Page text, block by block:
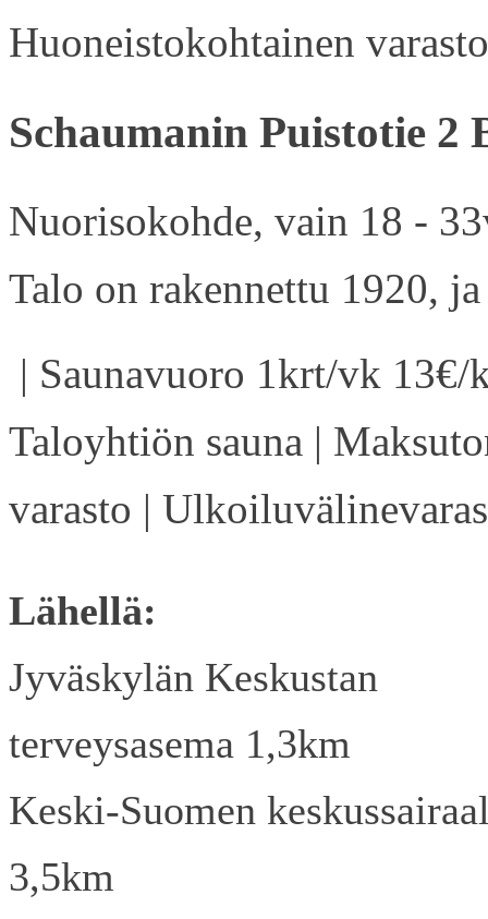
Huoneistokohtainen
Schaumanin Puistotie 2
Nuorisokohde, vain 18 -
Talo on rakennettu 1920,
| Saunavuoro 1krt/vk
Taloyhtiön sauna |
varasto |
Lähellä:
Jyväskylän Keskustan
terveysasema 1,3km
Keski-Suomen
3,5km